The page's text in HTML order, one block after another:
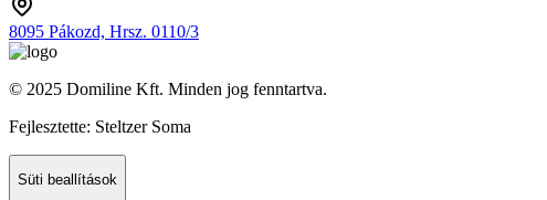
8095 Pákozd, Hrsz. 0110/3
© 2025 Domiline Kft. Minden jog fenntartva.
Fejlesztette: Steltzer Soma
Süti beallítások